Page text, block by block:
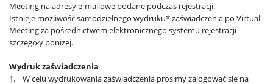
Meeting na adresy e-mailowe podane podczas rejestracji.
Istnieje możliwość samodzielnego wydruku* zaświadczenia po Virtual
Meeting za pośrednictwem elektronicznego systemu rejestracji —
szczegóły poniżej.
Wydruk zaświadczenia
1. W celu wydrukowania zaświadczenia prosimy zalogować się na